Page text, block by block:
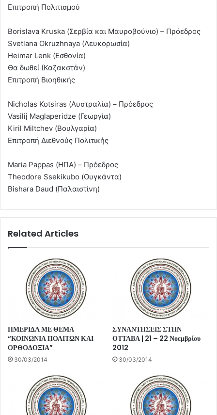
Επιτροπή Πολιτισμού
Borislava Kruska (Σερβία και Μαυροβούνιο) – Πρόεδρος
Svetlana Okruzhnaya (Λευκορωσία)
Heimar Lenk (Εσθονία)
Θα δωθεί (Καζακστάν)
Επιτροπή Βιοηθικής
Nicholas Kotsiras (Αυστραλία) – Πρόεδρος
Vasilij Maglaperidze (Γεωργία)
Kiril Miltchev (Βουλγαρία)
Επιτροπή Διεθνούς Πολιτικής
Maria Pappas (ΗΠΑ) – Πρόεδρος
Theodore Ssekikubo (Ουγκάντα)
Bishara Daud (Παλαιστίνη)
Related Articles
ΗΜΕΡΙΔΑ ΜΕ ΘΕΜΑ
“ΚΟΙΝΩΝΙΑ ΠΟΛΙΤΩΝ ΚΑΙ
ΟΡΘΟΔΟΞΙΑ”
30/03/2014
ΣΥΝΑΝΤΗΣΕΙΣ ΣΤΗΝ
ΟΤΤΑΒΑ | 21 – 22 Νοεμβρίου
2012
30/03/2014